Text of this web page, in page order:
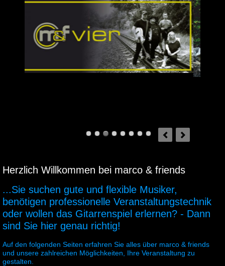
Herzlich Willkommen bei marco & friends
...Sie suchen gute und flexible Musiker,
benötigen professionelle Veranstaltungstechnik
oder wollen das Gitarrenspiel erlernen? - Dann
sind Sie hier genau richtig!
Auf den folgenden Seiten erfahren Sie alles über marco & friends
und unsere zahlreichen Möglichkeiten, Ihre Veranstaltung zu
gestalten.